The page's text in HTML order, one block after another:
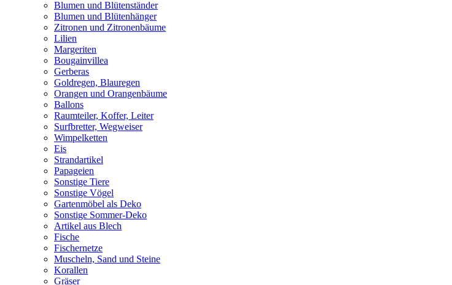
Blumen und Blütenständer
Blumen und Blütenhänger
Zitronen und Zitronenbäume
Lilien
Margeriten
Bougainvillea
Gerberas
Goldregen, Blauregen
Orangen und Orangenbäume
Ballons
Raumteiler, Koffer, Leiter
Surfbretter, Wegweiser
Wimpelketten
Eis
Strandartikel
Papageien
Sonstige Tiere
Sonstige Vögel
Gartenmöbel als Deko
Sonstige Sommer-Deko
Artikel aus Blech
Fische
Fischernetze
Muscheln, Sand und Steine
Korallen
Gräser